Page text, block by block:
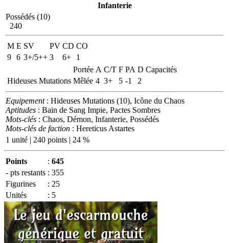
Infanterie
Possédés (10)
240
M E SV PV CD CO
9 6 3+/5++ 3 6+
1
Portée A C/T F PA D Capacités
Hideuses Mutations Mêlée 4 3+ 5 -1 2
Equipement: Hideuses Mutations (10), Icône du Chaos
Aptitudes : Bain de Sang Impie, Pactes Sombres
Mots-clés : Chaos, Démon, Infanterie, Possédés
Mots-clés de faction : Hereticus Astartes
1 unité | 240 points | 24 %
Points : 645
- pts restants : 355
Figurines
: 25
Unités
: 5